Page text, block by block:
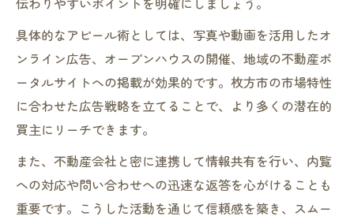
具体的なアピール術としては、写真や動画を活用したオ
ンライン広告、オープンハウスの開催、地域の不動産ポ
ータルサイトへの掲載が効果的です。枚方市の市場特性
に合わせた広告戦略を立てることで、より多くの潜在的
買主にリーチできます。
また、不動産会社と密に連携して情報共有を行い、内覧
への対応や問い合わせへの迅速な返答を心がけることも
重要です。こうした活動を通じて信頼感を築き、スムー